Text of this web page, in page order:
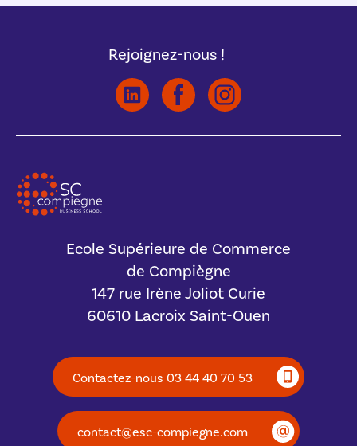
Rejoignez-nous !
Ecole Supérieure de Commerce
de Compiègne
147 rue Irène Joliot Curie
60610 Lacroix Saint-Ouen
Contactez-nous 03 44 40 70 53
contact@esc-compiegne.com